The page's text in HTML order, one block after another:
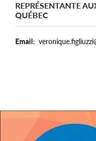
REPRÉSENTANTE
QUÉBEC
Email